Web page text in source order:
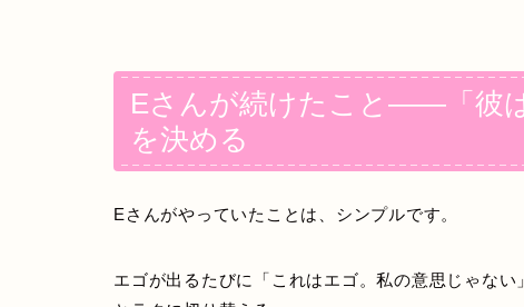
Eさんが続けたこと——「彼
を決める
Eさんがやっていたことは、シンプルです。
エゴが出るたびに「これはエゴ。私の意思じゃな